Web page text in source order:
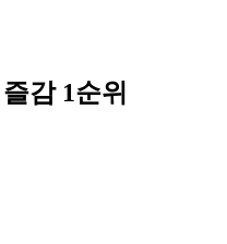
감 1순위